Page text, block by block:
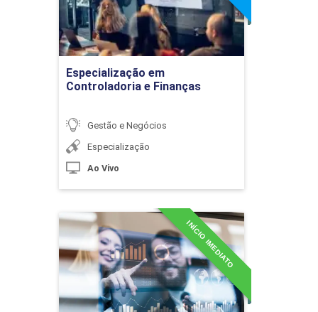
tático e operacional
GESTÃO EM MARKETING
para o marketing de conteúdo
Especialização em
Controladoria e Finanças
Gestão e Negócios
Especialização
Ao Vivo
Ir para Inscrição
INÍCIO IMEDIATO
MBA em Business
Intelligence
Detalhes do curso